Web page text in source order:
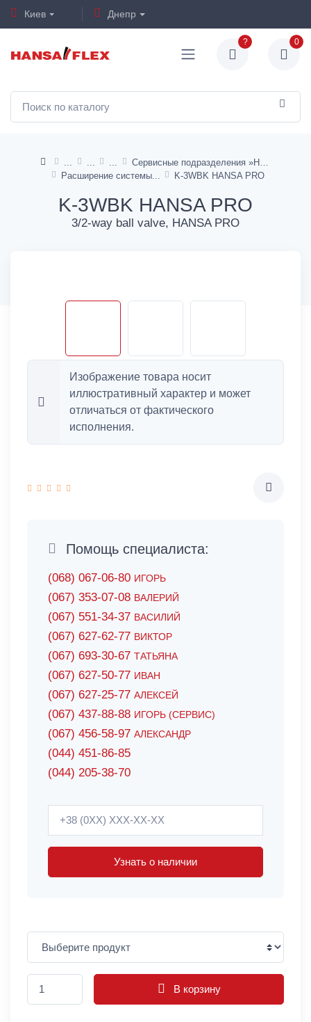
Киев Днепр
? 0
Сервисные подразделения »HANSA PRO"
Расширение системы
K-3WBK HANSA PRO
K-3WBK HANSA PRO
3/2-way ball valve, HANSA PRO
Изображение товара носит
иллюстративный характер и может
отличаться от фактического
исполнения.
Помощь специалиста:
(068) 067-06-80 ИГОРЬ
(067) 353-07-08 ВАЛЕРИЙ
(067) 551-34-37 ВАСИЛИЙ
(067) 627-62-77 ВИКТОР
(067) 693-30-67 ТАТЬЯНА
(067) 627-50-77 ИВАН
(067) 627-25-77 АЛЕКСЕЙ
(067) 437-88-88 ИГОРЬ (СЕРВИС)
(067) 456-58-97 АЛЕКСАНДР
(044) 451-86-85
(044) 205-38-70
Узнать о наличии
В корзину